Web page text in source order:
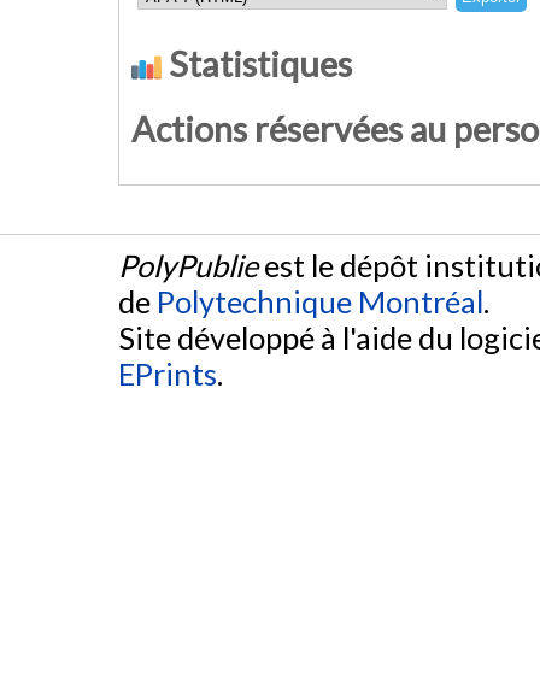
Statistiques
Actions réservées au
PolyPublieest le dépôt
de Polytechnique Montréal.
Site développé à l'aide du
EPrints.